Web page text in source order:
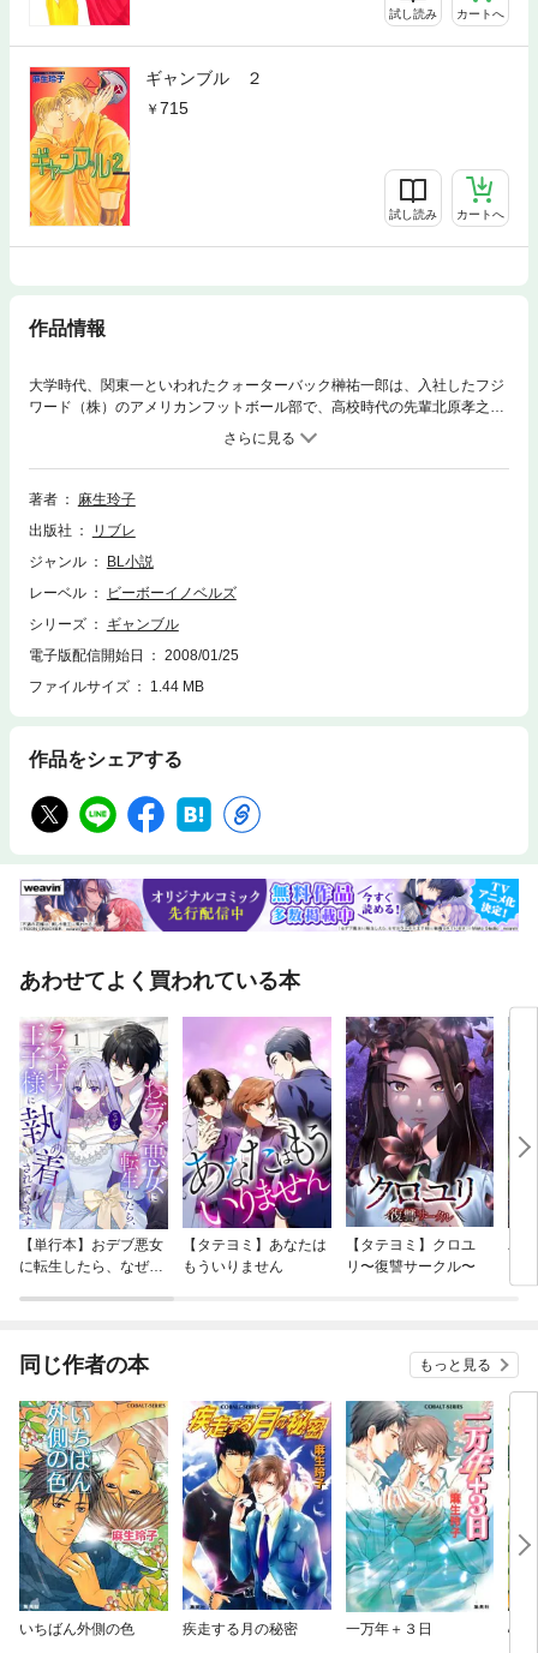
試し読み カートへ
ギャンブル ２
715
試し読み カートへ
作品情報
大学時代、関東一といわれたクォーターバック榊祐一郎は、入社したフジ
ワード（株）のアメリカンフットボール部で、高校時代の先輩北原孝之に
再会する。社会人になってから、なぜか情報が入らなくなった北原を追い
続けた榊。彼は誰よりも何よりも北原に逢いたかった。同じチームでプレ
ーし、そして——。
著者
麻生玲子
出版社
リブレ
ジャンル
BL小説
レーベル
ビーボーイノベルズ
シリーズ
ギャンブル
電子版配信開始日
2008/01/25
ファイルサイズ
1.44 MB
作品をシェアする
あわせてよく買われている本
【単行本】おデブ悪女
に転生したら、なぜか
【タテヨミ】あなたは
もういりません
【タテヨミ】クロユ
リ〜復讐サークル〜
バ
今
同じ作者の本 もっと見る
いちばん外側の色 疾走する月の秘密 一万年＋３日 心